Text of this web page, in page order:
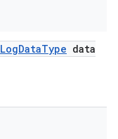
LogDataType data